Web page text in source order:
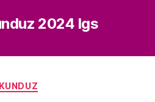
-
ALİSAN453T-
2024 lgs
Kategoriler
KUNDUZ